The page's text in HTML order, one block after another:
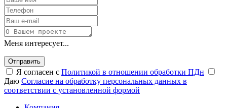
Меня интересует...
Отправить
Я согласен с Политикой в отношении обработки ПДн
Даю Согласие на обработку персональных данных в
соответствии с установленной формой